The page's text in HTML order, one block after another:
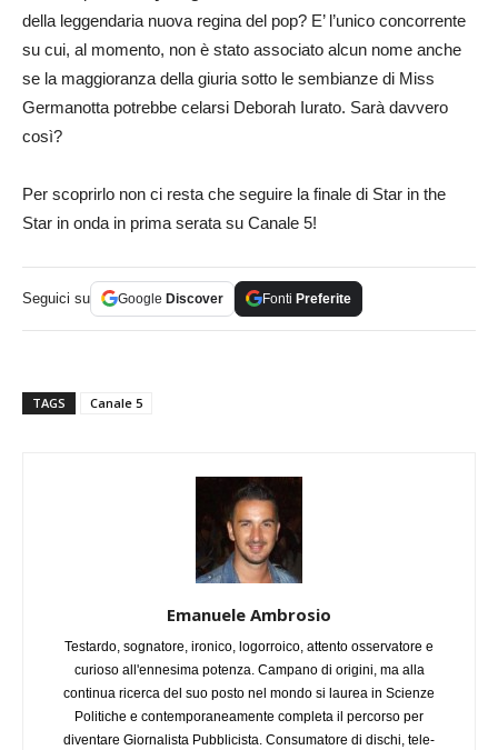
della leggendaria nuova regina del pop? E’ l’unico concorrente
su cui, al momento, non è stato associato alcun nome anche
se la maggioranza della giuria sotto le sembianze di Miss
Germanotta potrebbe celarsi Deborah Iurato. Sarà davvero
così?
Per scoprirlo non ci resta che seguire la finale di Star in the
Star in onda in prima serata su Canale 5!
Seguici su Google Discover Fonti Preferite
TAGS Canale 5
Emanuele Ambrosio
Testardo, sognatore, ironico, logorroico, attento osservatore e
curioso all'ennesima potenza. Campano di origini, ma alla
continua ricerca del suo posto nel mondo si laurea in Scienze
Politiche e contemporaneamente completa il percorso per
diventare Giornalista Pubblicista. Consumatore di dischi, tele-